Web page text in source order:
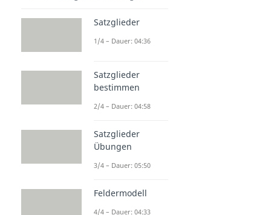
Satzglieder
1/4 – Dauer: 04:36
Satzglieder
bestimmen
2/4 – Dauer: 04:58
Satzglieder
Übungen
3/4 – Dauer: 05:50
Feldermodell
4/4 – Dauer: 04:33